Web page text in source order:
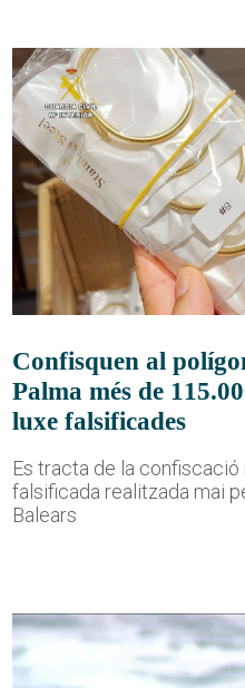
Confisquen al
Palma més de
luxe falsificades
Es tracta de la
falsificada realitzada mai
Balears